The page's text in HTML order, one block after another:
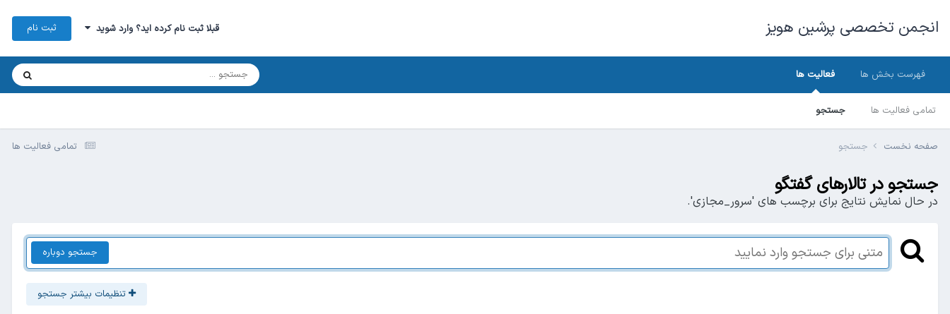
انجمن تخصصی پرشین هویز قبلا ثبت نام کرده اید؟ وارد شوید ثبت نام
فهرست بخش ها فعالیت ها
تمامی فعالیت ها جستجو
تمامی فعالیت ها صفحه نخست جستجو
جستجو در تالارهای گفتگو
در حال نمایش نتایج برای برچسب های 'سرور_مجازی'.
جستجو دوباره
تنظیمات بیشتر جستجو